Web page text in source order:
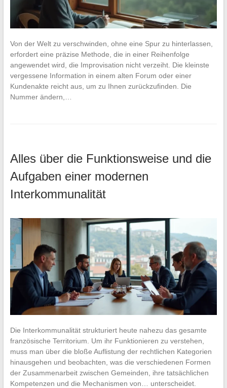
Von der Welt zu verschwinden, ohne eine Spur zu hinterlassen,
erfordert eine präzise Methode, die in einer Reihenfolge
angewendet wird, die Improvisation nicht verzeiht. Die kleinste
vergessene Information in einem alten Forum oder einer
Kundenakte reicht aus, um zu Ihnen zurückzufinden. Die
Nummer ändern,…
Alles über die Funktionsweise und die
Aufgaben einer modernen
Interkommunalität
Die Interkommunalität strukturiert heute nahezu das gesamte
französische Territorium. Um ihr Funktionieren zu verstehen,
muss man über die bloße Auflistung der rechtlichen Kategorien
hinausgehen und beobachten, was die verschiedenen Formen
der Zusammenarbeit zwischen Gemeinden, ihre tatsächlichen
Kompetenzen und die Mechanismen von… unterscheidet.